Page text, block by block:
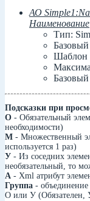
АО
Наименование
Тип:
Базовый
Шаблон
Подсказки при
О - Обязательный
необходимости)
М - Множественный
используется 1 раз)
У - Из соседних
необязательный, то
А - Xml атрибут
Группа -
О или У (Обязателен,